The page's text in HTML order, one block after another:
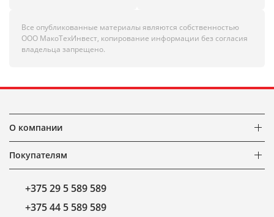
Все опубликованные материалы являются собственностью
ООО МакоТехИнвест, копирование информации без согласия
владельца запрещено.
О компании
Покупателям
+375 29 5 589 589
+375 44 5 589 589